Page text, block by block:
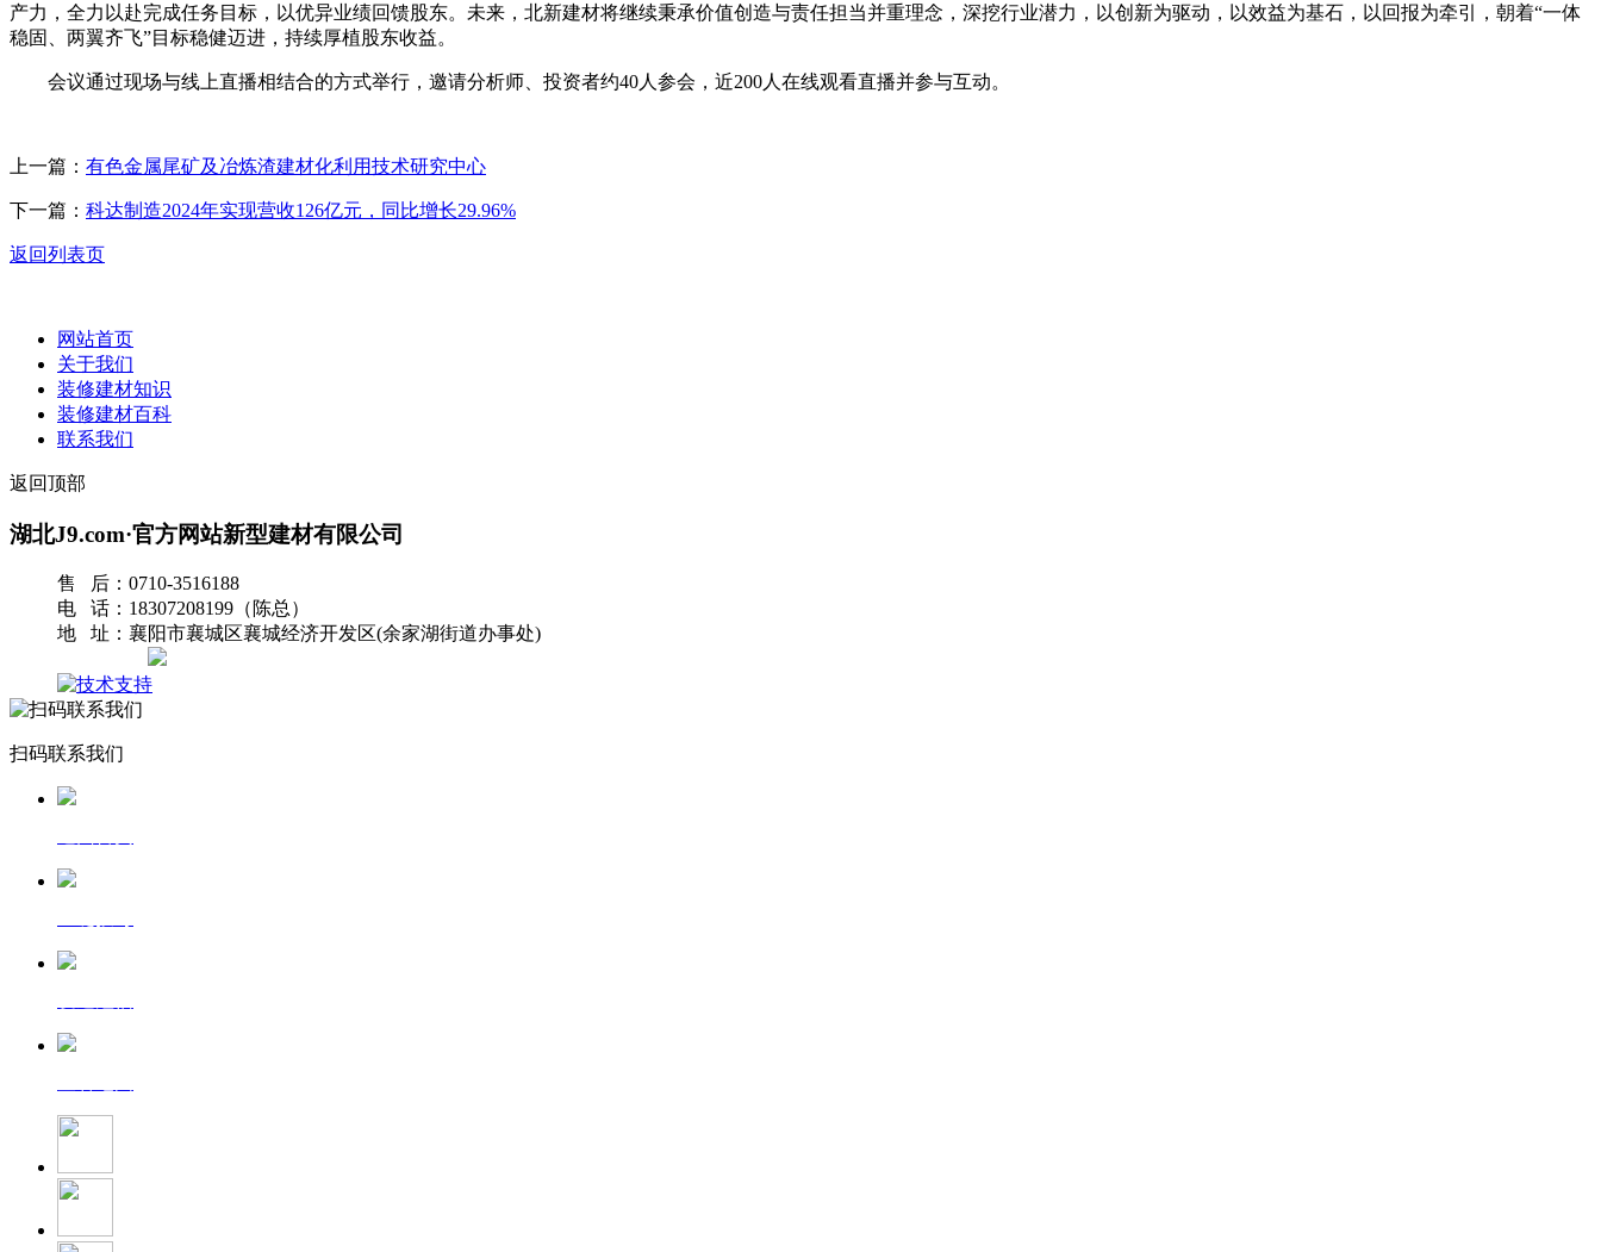
产力，全力以赴完成任务目标，以优异业绩回馈股东。未来，北新建材将继续秉承价值创造与责任担当并重理念，深挖行业潜力，以创新为驱动，以效益为基石，以回报为牵引，朝着“一体
稳固、两翼齐飞”目标稳健迈进，持续厚植股东收益。
会议通过现场与线上直播相结合的方式举行，邀请分析师、投资者约40人参会，近200人在线观看直播并参与互动。
上一篇： 有色金属尾矿及冶炼渣建材化利用技术研究中心
下一篇： 科达制造2024年实现营收126亿元，同比增长29.96%
返回列表页
网站首页
关于我们
装修建材知识
装修建材百科
联系我们
返回顶部
湖北J9.com·官方网站新型建材有限公司
售 后：0710-3516188
电 话：18307208199（陈总）
地 址：襄阳市襄城区襄城经济开发区(余家湖街道办事处)
扫码联系我们